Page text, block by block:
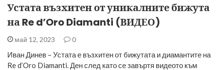
Устата възхитен от уникалните бижута
на Re d’Oro Diamanti (ВИДЕО)
май 12, 2023 0
Иван Динев – Устата е възхитен от бижутата и диамантите на
Re d’Oro Diamanti. Ден след като се завъртя видеото към